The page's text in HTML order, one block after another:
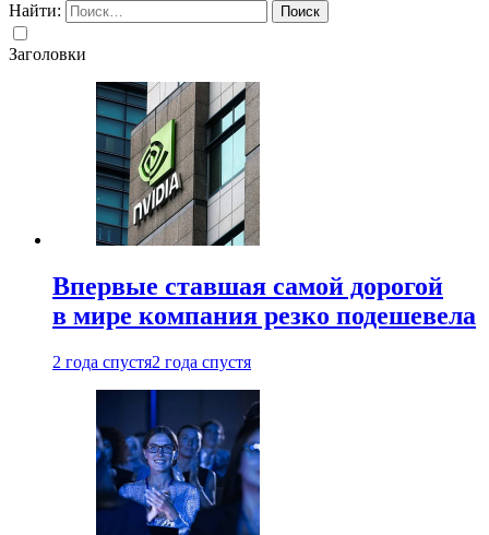
Найти:
Заголовки
Впервые ставшая самой дорогой
в мире компания резко подешевела
2 года спустя2 года спустя